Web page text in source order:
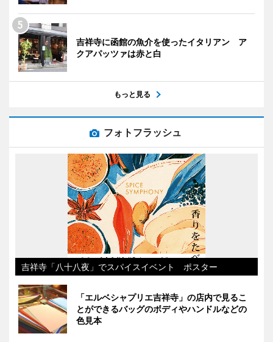
吉祥寺に函館の魚介を使ったイタリアン ア
クアパッツァは赤と白
もっと見る
フォトフラッシュ
吉祥寺「八十八夜」でスパイスイベント ポスター
「エルベシャプリエ吉祥寺」の店内で見るこ
とができるバッグのボディやハンドルなどの
色見本